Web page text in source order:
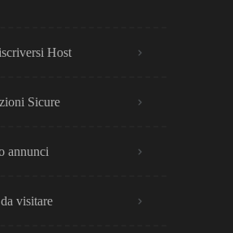
Host
Sicure
annunci
visitare